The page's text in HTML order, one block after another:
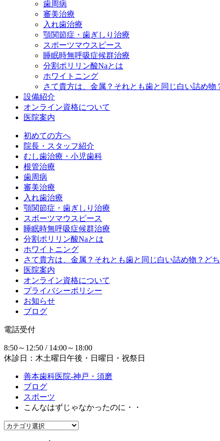
歯周病
審美治療
入れ歯治療
顎関節症・歯ぎしり治療
スポーツマウスピース
睡眠時無呼吸症候群治療
分割ポリリン酸Naとは
ホワイトニング
さて貴方は、金属？それとも歯と同じ白い詰め物
設備紹介
オンライン資格について
医院案内
初めての方へ
院長・スタッフ紹介
むし歯治療・小児歯科
根管治療
歯周病
審美治療
入れ歯治療
顎関節症・歯ぎしり治療
スポーツマウスピース
睡眠時無呼吸症候群治療
分割ポリリン酸Naとは
ホワイトニング
さて貴方は、金属？それとも歯と同じ白い詰め物？ど
医院案内
オンライン資格について
プライバシーポリシー
お知らせ
ブログ
電話受付
8:50～12:50 / 14:00～18:00
休診日：木土曜日午後・日曜日・祝祭日
善本歯科医院-神戸・須磨
ブログ
スポーツ
こんなはずじゃなかったのに・・